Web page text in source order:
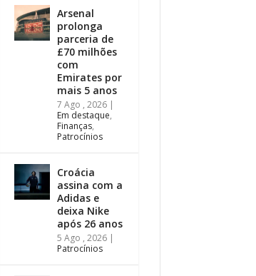
Arsenal
prolonga
parceria de
£70 milhões
com
Emirates por
mais 5 anos
7 Ago , 2026 |
Em destaque,
Finanças,
Patrocínios
Croácia
assina com a
Adidas e
deixa Nike
após 26 anos
5 Ago , 2026 |
Patrocínios